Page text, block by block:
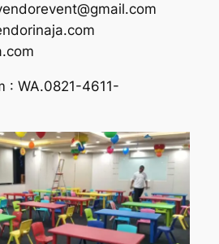
: WA.0821-4611-